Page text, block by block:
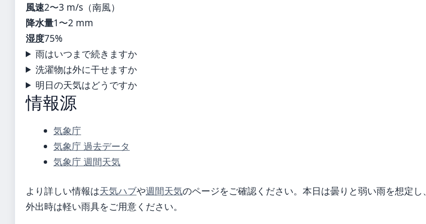
風速2〜3 m/s（南風）
降水量1〜2 mm
湿度75%
雨はいつまで続きますか
洗濯物は外に干せますか
明日の天気はどうですか
情報源
気象庁
気象庁 過去データ
気象庁 週間天気
より詳しい情報は天気ハブや週間天気のページをご確認ください。本日は曇りと弱い雨を想定し、
外出時は軽い雨具をご用意ください。